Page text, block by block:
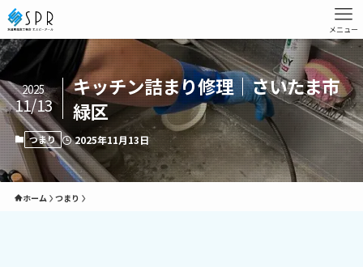
メニュー
キッチン詰まり修理｜さいたま市
緑区
2025
11/13
つまり 2025年11月13日
ホーム つまり